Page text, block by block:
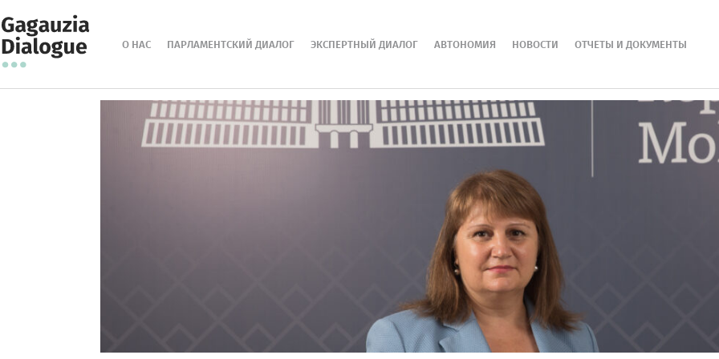
О НАС ПАРЛАМЕНТСКИЙ ДИАЛОГ ЭКСПЕРТНЫЙ ДИАЛОГ АВТОНОМИЯ НОВОСТИ ОТЧЕТЫ И ДОКУМЕНТЫ